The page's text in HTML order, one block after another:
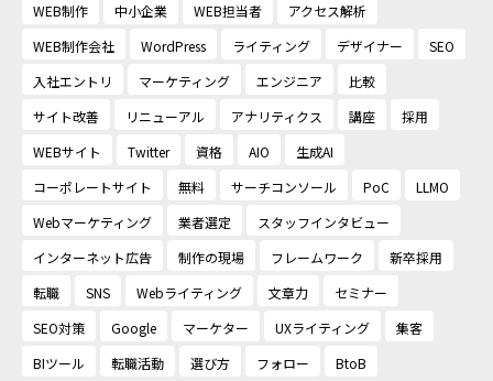
WEB制作 中小企業 WEB担当者
アクセス解析
WEB制作会社
WordPress ライティング デザイナー
SEO
入社エントリ
マーケティング エンジニア
比較
サイト改善
リニューアル アナリティクス 講座
採用
WEBサイト
Twitter 資格 AIO
生成AI
コーポレートサイト
無料 サーチコンソール PoC
LLMO
Webマーケティング
業者選定
スタッフインタビュー
インターネット広告
制作の現場 フレームワーク
新卒採用
転職
SNS Webライティング 文章力
セミナー
SEO対策
Google マーケター UXライティング
集客
BIツール
転職活動 選び方 フォロー
BtoB